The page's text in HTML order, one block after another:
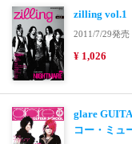
zilling vol.1
2011/7/29発売
¥ 1,026
glare
コー・ミュ